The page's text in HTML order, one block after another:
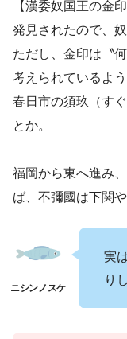
【漢委奴国王の金
発見されたので、
ただし、金印は〝
考えられているよ
春日市の須玖（す
とか。
福岡から東へ進み
ば、不彌國は下関
実
り